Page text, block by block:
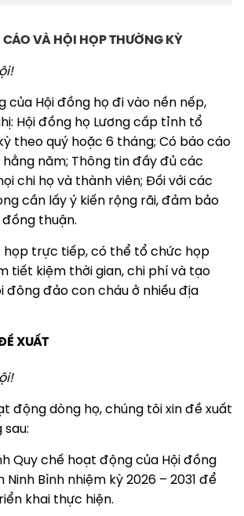
VÀ HỘI HỌP THƯỜNG KỲ
của Hội đồng họ đi vào nền nếp,
Hội đồng họ Lương cấp tỉnh tổ
theo quý hoặc 6 tháng; Có báo cáo
năm; Thông tin đầy đủ các
chi họ và thành viên; Đối với các
cần lấy ý kiến rộng rãi, đảm bảo
thuận.
họp trực tiếp, có thể tổ chức họp
tiết kiệm thời gian, chi phí và tạo
đông đảo con cháu ở nhiều địa
XUẤT
động dòng họ, chúng tôi xin đề xuất
sau:
Quy chế hoạt động của Hội đồng
Ninh Bình nhiệm kỳ 2026 – 2031 để
khai thực hiện.